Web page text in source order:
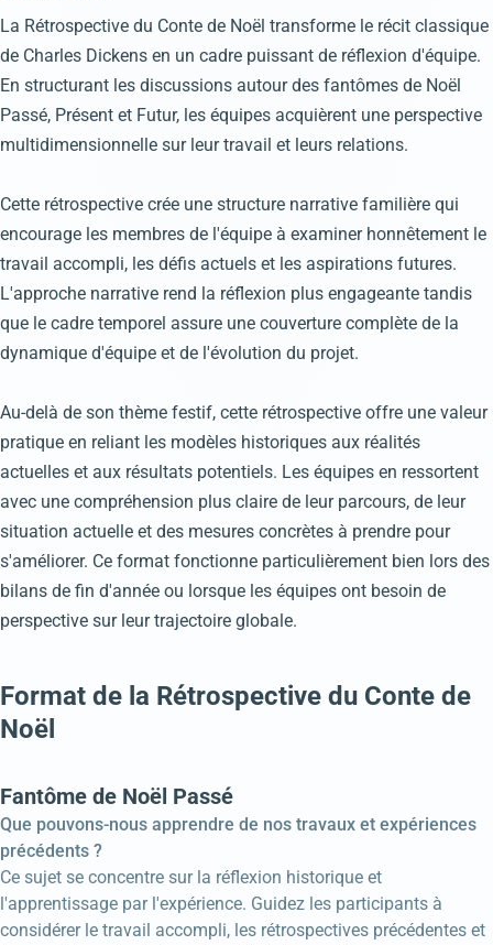
La Rétrospective du Conte de Noël transforme le récit classique
de Charles Dickens en un cadre puissant de réflexion d'équipe.
En structurant les discussions autour des fantômes de Noël
Passé, Présent et Futur, les équipes acquièrent une perspective
multidimensionnelle sur leur travail et leurs relations.
Cette rétrospective crée une structure narrative familière qui
encourage les membres de l'équipe à examiner honnêtement le
travail accompli, les défis actuels et les aspirations futures.
L'approche narrative rend la réflexion plus engageante tandis
que le cadre temporel assure une couverture complète de la
dynamique d'équipe et de l'évolution du projet.
Au-delà de son thème festif, cette rétrospective offre une valeur
pratique en reliant les modèles historiques aux réalités
actuelles et aux résultats potentiels. Les équipes en ressortent
avec une compréhension plus claire de leur parcours, de leur
situation actuelle et des mesures concrètes à prendre pour
s'améliorer. Ce format fonctionne particulièrement bien lors des
bilans de fin d'année ou lorsque les équipes ont besoin de
perspective sur leur trajectoire globale.
Format de la Rétrospective du Conte de
Noël
Fantôme de Noël Passé
Que pouvons-nous apprendre de nos travaux et expériences
précédents ?
Ce sujet se concentre sur la réflexion historique et
l'apprentissage par l'expérience. Guidez les participants à
considérer le travail accompli, les rétrospectives précédentes et